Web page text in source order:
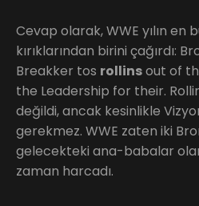
Cevap olarak, WWE yılın en
kırıklarından birini çağırdı:
Breakker tos rollinsout of
the Leadership for their.
değildi, ancak kesinlikle
gerekmez. WWE zaten iki
gelecekteki ana-babalar
zaman harcadı.